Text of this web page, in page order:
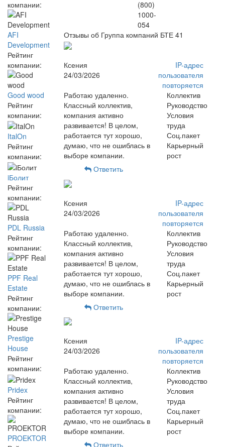
компании:
AFI
Development
Рейтинг
компании:
Good wood
Рейтинг
компании:
ItalOn
Рейтинг
компании:
iБолит
Рейтинг
компании:
PDL Russia
Рейтинг
компании:
PPF Real
Estate
Рейтинг
компании:
Prestige
House
Рейтинг
компании:
Pridex
Рейтинг
компании:
PROEKTOR
(800)
1000-
054
Отзывы об Группа компаний БТЕ 41
Ксения
24/03/2026
IP-адрес
пользователя
повторяется
Работаю удаленно.
Классный коллектив,
компания активно
развивается! В целом,
работается тут хорошо,
думаю, что не ошиблась в
выборе компании.
Коллектив
Руководство
Условия
труда
Соц.пакет
Карьерный
рост
Ответить
Ксения
24/03/2026
IP-адрес
пользователя
повторяется
Работаю удаленно.
Классный коллектив,
компания активно
развивается! В целом,
работается тут хорошо,
думаю, что не ошиблась в
выборе компании.
Коллектив
Руководство
Условия
труда
Соц.пакет
Карьерный
рост
Ответить
Ксения
24/03/2026
IP-адрес
пользователя
повторяется
Работаю удаленно.
Классный коллектив,
компания активно
развивается! В целом,
работается тут хорошо,
думаю, что не ошиблась в
выборе компании.
Коллектив
Руководство
Условия
труда
Соц.пакет
Карьерный
рост
Ответить